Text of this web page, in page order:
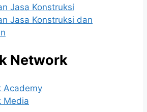
Jasa Konstruksi
Jasa Konstruksi dan
Network
Academy
Media